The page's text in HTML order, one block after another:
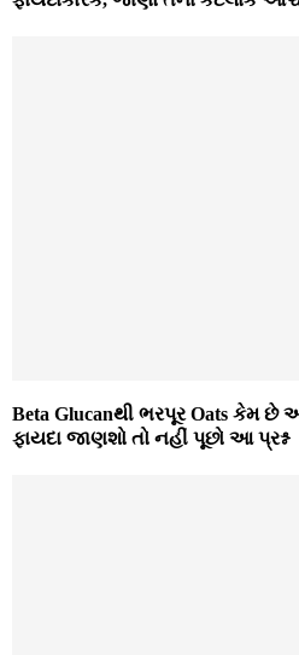
Beta Glucanથી ભરપૂર Oats કેમ છે
ફાયદા જાણશો તો નહીં પૂછો આ પ્રશ્ન